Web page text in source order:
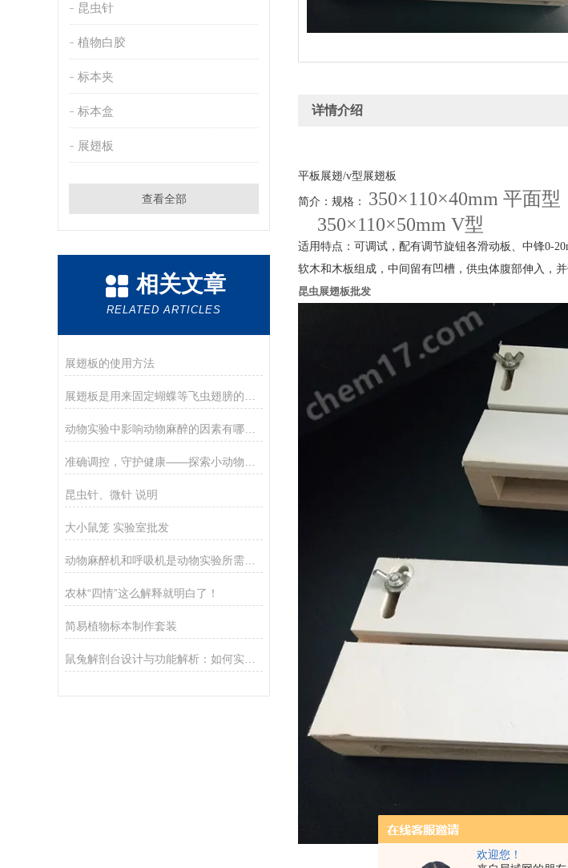
欢迎您！
昆虫针
植物白胶
标本夹
标本盒
展翅板
查看全部
相关文章
RELATED ARTICLES
展翅板的使用方法
动物实验中影响动物麻醉的因素有哪些？
昆虫针、微针 说明
大小鼠笼 实验室批发
农林“四情”这么解释就明白了！
简易植物标本制作套装
详情介绍
平板展翅/v型展翅板
简介：规格： 350×110×40mm 平面型
350×110×50mm V型
适用特点：可调试，配有调节旋钮各滑动板、中锋0-
软木和木板组成，中间留有凹槽，供虫体腹部伸入，
昆虫展翅板批发